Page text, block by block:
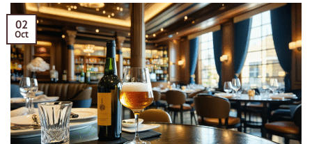
02
Oct